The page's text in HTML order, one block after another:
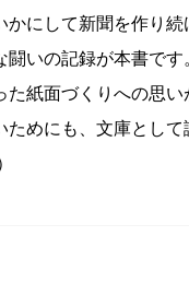
かにして新聞を作り続
闘いの記録が本書です
た紙面づくりへの思い
ためにも、文庫とし